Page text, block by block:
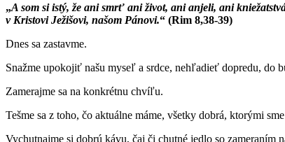
„A som si istý, že ani smrť ani život, ani anjeli, ani
v Kristovi Ježišovi, našom Pánovi.“ (Rim 8,38-39)
Dnes sa zastavme.
Snažme upokojiť našu myseľ a srdce, nehľadieť dopredu, do
Zamerajme sa na konkrétnu chvíľu.
Tešme sa z toho, čo aktuálne máme, všetky dobrá, ktorými
Vychutnajme si dobrú kávu, čaj či chutné jedlo so